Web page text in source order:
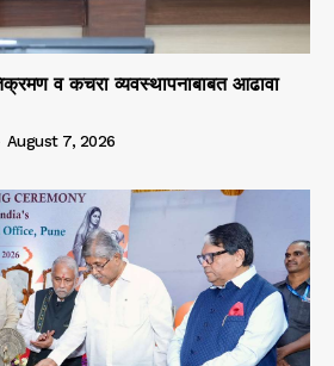
व कचरा व्यवस्थापनाबाबत आढावा
August 7, 2026